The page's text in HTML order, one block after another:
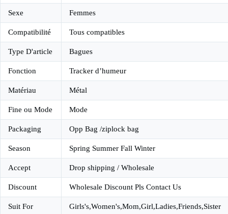
Sexe Femmes
Compatibilité Tous compatibles
Type D'article Bagues
Fonction Tracker d’humeur
Matériau Métal
Fine ou Mode Mode
Packaging Opp Bag /ziplock bag
Season Spring Summer Fall Winter
Accept Drop shipping / Wholesale
Discount Wholesale Discount Pls Contact Us
Suit For Girls's,Women's,Mom,Girl,Ladies,Friends,Sister